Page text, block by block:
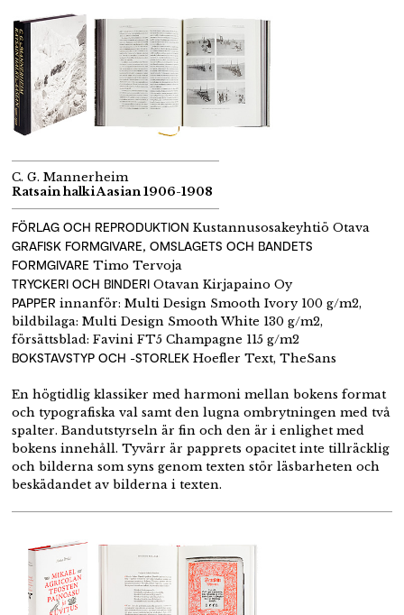
C. G. Mannerheim
Ratsain halki Aasian 1906-1908
FÖRLAG OCH REPRODUKTION Kustannusosakeyhtiö Otava
GRAFISK FORMGIVARE, OMSLAGETS OCH BANDETS
FORMGIVARE Timo Tervoja
TRYCKERI OCH BINDERI Otavan Kirjapaino Oy
PAPPER innanför: Multi Design Smooth Ivory 100 g/m2,
bildbilaga: Multi Design Smooth White 130 g/m2,
försättsblad: Favini FT5 Champagne 115 g/m2
BOKSTAVSTYP OCH -STORLEK Hoefler Text, TheSans
En högtidlig klassiker med harmoni mellan bokens format
och typografiska val samt den lugna ombrytningen med två
spalter. Bandutstyrseln är fin och den är i enlighet med
bokens innehåll. Tyvärr är papprets opacitet inte tillräcklig
och bilderna som syns genom texten stör läsbarheten och
beskädandet av bilderna i texten.